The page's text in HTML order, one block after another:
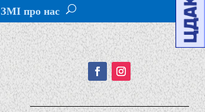
ЗМІ про нас
Подписывайтесь!